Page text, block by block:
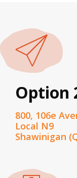
Option
800, 106e
Local N9
Shawinigan